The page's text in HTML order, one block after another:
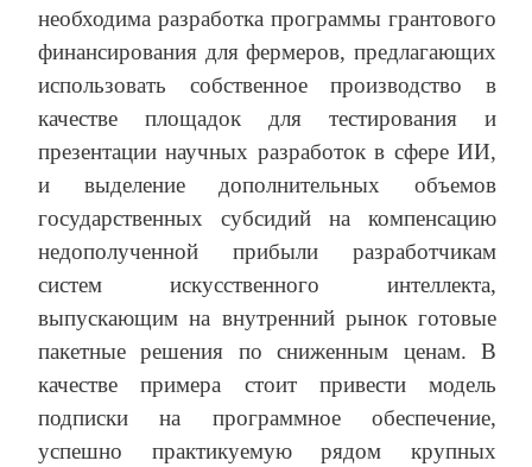
необходима разработка программы грантового
финансирования для фермеров, предлагающих
использовать собственное производство в
качестве площадок для тестирования и
презентации научных разработок в сфере ИИ,
и выделение дополнительных объемов
государственных субсидий на компенсацию
недополученной прибыли разработчикам
систем искусственного интеллекта,
выпускающим на внутренний рынок готовые
пакетные решения по сниженным ценам. В
качестве примера стоит привести модель
подписки на программное обеспечение,
успешно практикуемую рядом крупных